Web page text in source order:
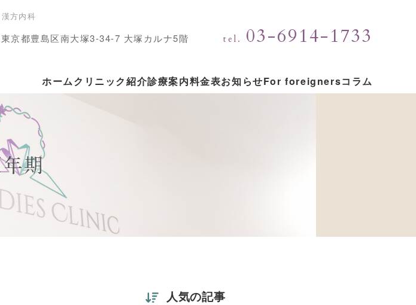
tel. 03-6914-1733
京都豊島区南大塚3-34-7 大塚カルナ5階
ホームクリニック紹介診療案内料金表お知らせFor foreignersコラム
期
方内科
人気の記事